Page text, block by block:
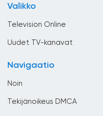
Valikko
Television Online
Uudet TV-kanavat
Navigaatio
Noin
Tekijänoikeus DMCA